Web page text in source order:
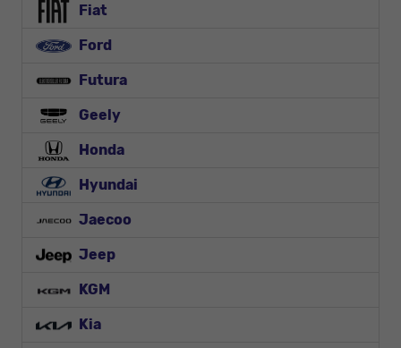
Fiat
Ford
Futura
Geely
Honda
Hyundai
Jaecoo
Jeep
KGM
Kia